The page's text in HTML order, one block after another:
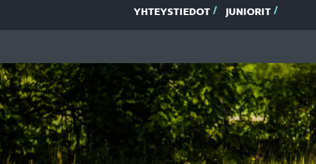
YHTEYSTIEDOT
JUNIORIT